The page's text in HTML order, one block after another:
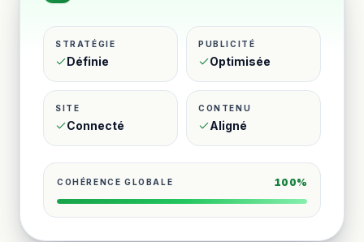
STRATÉGIE
Définie
PUBLICITÉ
Optimisée
SITE
Connecté
CONTENU
Aligné
COHÉRENCE GLOBALE 100%